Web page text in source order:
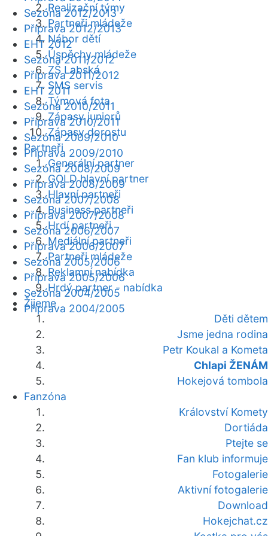
Realizační týmy
Partneři mládeže
Nábor dětí
Úspěchy mládeže
ZŠ Labská
SMS servis
Týmová fota
Zápasy juniorů
Zápasy dorostu
Partneři
Generální partner
GOLD hlavní partner
Hlavní partneři
Business partneři
Hrdí partneři
Mediální partneři
Partneři mládeže
Reklamní nabídka
Hrdý partner - nabídka
Žijeme
Děti dětem
Jsme jedna rodina
Petr Koukal a Kometa
Chlapi ŽENÁM
Hokejová tombola
Fanzóna
Království Komety
Dortiáda
Ptejte se
Fan klub informuje
Fotogalerie
Aktivní fotogalerie
Download
Hokejchat.cz
Sezóna 2012/2013
Příprava 2012/2013
EHT 2012
Sezóna 2011/2012
Příprava 2011/2012
EHT 2011
Sezóna 2010/2011
Příprava 2010/2011
Sezóna 2009/2010
Příprava 2009/2010
Sezóna 2008/2009
Příprava 2008/2009
Sezóna 2007/2008
Příprava 2007/2008
Sezóna 2006/2007
Příprava 2006/2007
Sezóna 2005/2006
Příprava 2005/2006
Sezóna 2004/2005
Příprava 2004/2005